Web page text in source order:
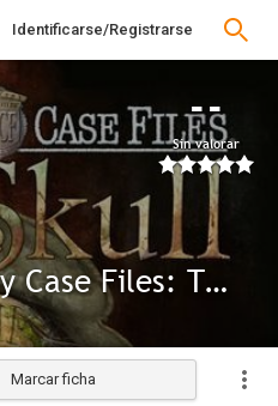
Identificarse/Registrarse
--
Sin valorar
Mystery Case Files: The 13th Skull
Marcar ficha